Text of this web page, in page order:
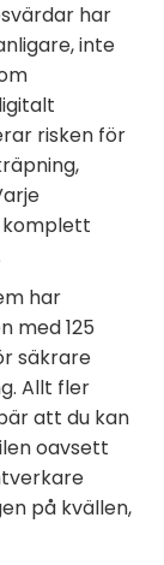
har
inte
risken för
komplett
har
med 125
säkrare
Allt fler
att du kan
oavsett
på kvällen,